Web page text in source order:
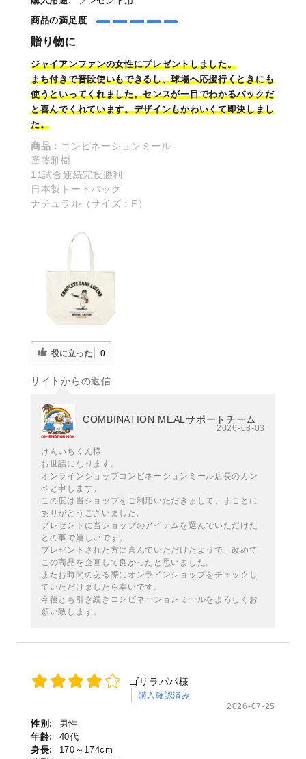
商品の満足度
贈り物に
ジャイアンファンの女性にプレゼントしました。
まち付きで普段使いもできるし、球場へ応援行くときにも
使うといってくれました。センスが一目でわかるバックだ
と喜んでくれています。デザインもかわいくて即決しまし
た。
商品： コンビネーションミール
斎藤雅樹
11試合連続完投勝利
日本製トートバッグ
ナチュラル（サイズ：F）
役に立った 0
サイトからの返信
COMBINATION MEALサポートチーム
2026-08-03
けんいちくん様
お世話になります。
オンラインショップコンビネーションミール店長のカン
ベと申します。
この度は当ショップをご利用いただきまして、まことに
ありがとうございました。
プレゼントに当ショップのアイテムを選んでいただけた
との事で嬉しいです。
プレゼントされた方に喜んでいただけたようで、改めて
この商品を企画して良かったと思いました。
またお時間のある際にオンラインショップをチェックし
ていただけましたら幸いです。
今後とも引き続きコンビネーションミールをよろしくお
願い致します。
ゴリラパパ様
購入確認済み
2026-07-25
性別:
男性
年齢:
40代
身長:
170～174cm